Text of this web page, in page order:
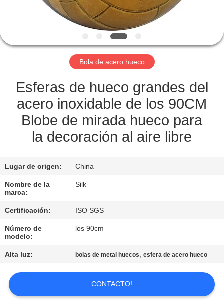
CONTROL
DE
ÉNTRENOS
EN
CONTACTO
NOTICIAS
CASOS
PIDA
MAPA
Bola de acero hueco
Esferas de hueco grandes del
acero inoxidable de los 90CM
Blobe de mirada hueco para
la decoración al aire libre
Lugar de origen: China
Nombre de la
marca:
Silk
Certificación: ISO SGS
Número de
modelo:
los 90cm
Alta luz: bolas de metal huecos,esfera de acero hueco
CONTACTO!